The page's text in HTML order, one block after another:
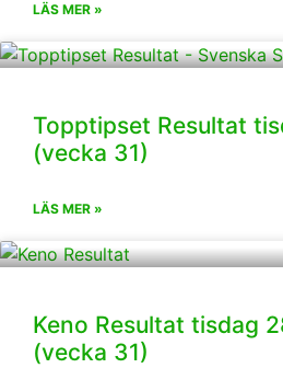
LÄS MER »
Topptipset Resultat
(vecka 31)
LÄS MER »
Keno Resultat tisdag
(vecka 31)